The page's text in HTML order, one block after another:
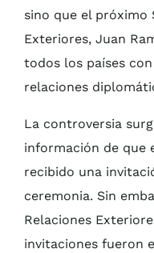
sino que el próximo
Exteriores, Juan
todos los países
relaciones
La controversia
información de que
recibido una
ceremonia. Sin
Relaciones
invitaciones fueron